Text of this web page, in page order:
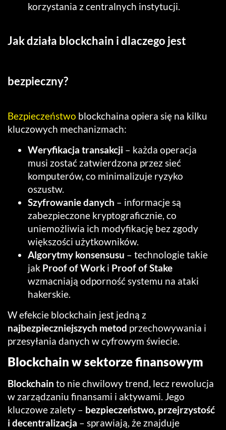
korzystania z centralnych instytucji.
Jak działa blockchain i dlaczego jest
bezpieczny?
Bezpieczeństwo blockchaina opiera się na kilku
kluczowych mechanizmach:
Weryfikacja transakcji – każda operacja
musi zostać zatwierdzona przez sieć
komputerów, co minimalizuje ryzyko
oszustw.
Szyfrowanie danych – informacje są
zabezpieczone kryptograficznie, co
uniemożliwia ich modyfikację bez zgody
większości użytkowników.
Algorytmy konsensusu – technologie takie
jak Proof of Work i Proof of Stake
wzmacniają odporność systemu na ataki
hakerskie.
W efekcie blockchain jest jedną z
najbezpieczniejszych metod przechowywania i
przesyłania danych w cyfrowym świecie.
Blockchain w sektorze finansowym
Blockchain to nie chwilowy trend, lecz rewolucja
w zarządzaniu finansami i aktywami. Jego
kluczowe zalety – bezpieczeństwo, przejrzystość
i decentralizacja – sprawiają, że znajduje